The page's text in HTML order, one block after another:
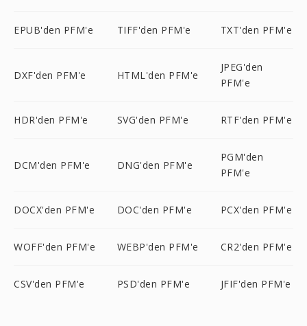
EPUB'den PFM'e TIFF'den PFM'e TXT'den PFM'e
DXF'den PFM'e HTML'den PFM'e
JPEG'den
PFM'e
HDR'den PFM'e SVG'den PFM'e RTF'den PFM'e
DCM'den PFM'e DNG'den PFM'e
PGM'den
PFM'e
DOCX'den PFM'e DOC'den PFM'e PCX'den PFM'e
WOFF'den PFM'e WEBP'den PFM'e CR2'den PFM'e
CSV'den PFM'e PSD'den PFM'e JFIF'den PFM'e